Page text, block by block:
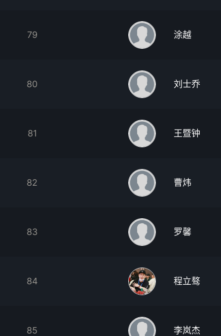
79 涂越
80 刘士乔
81 王暨钟
82 曹炜
83 罗馨
84 程立骜
85 李岚杰